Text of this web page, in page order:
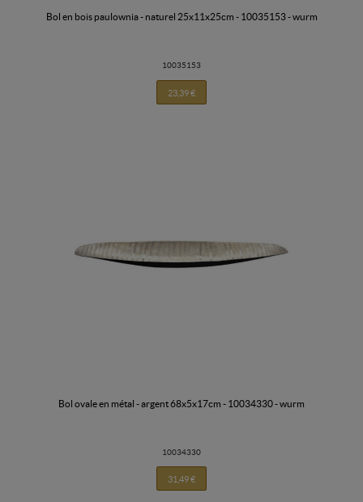
bol en bois paulownia - naturel 25x11x25cm - 10035153 - wurm
10035153
23,39 €
bol ovale en métal - argent 68x5x17cm - 10034330 - wurm
10034330
31,49 €